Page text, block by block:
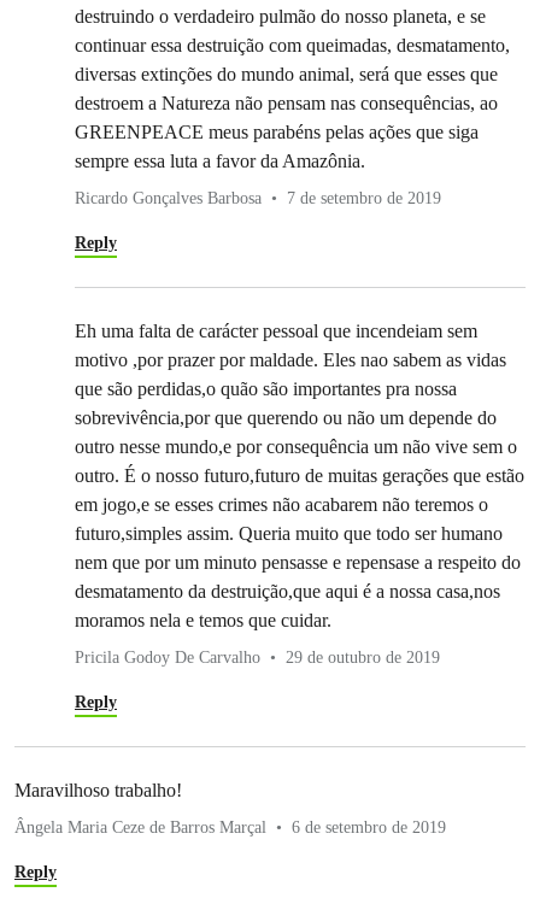
destruindo o verdadeiro pulmão do nosso planeta, e se
continuar essa destruição com queimadas, desmatamento,
diversas extinções do mundo animal, será que esses que
destroem a Natureza não pensam nas consequências, ao
GREENPEACE meus parabéns pelas ações que siga
sempre essa luta a favor da Amazônia.
Ricardo Gonçalves Barbosa 7 de setembro de 2019
Reply
Eh uma falta de carácter pessoal que incendeiam sem
motivo ,por prazer por maldade. Eles nao sabem as vidas
que são perdidas,o quão são importantes pra nossa
sobrevivência,por que querendo ou não um depende do
outro nesse mundo,e por consequência um não vive sem o
outro. É o nosso futuro,futuro de muitas gerações que estão
em jogo,e se esses crimes não acabarem não teremos o
futuro,simples assim. Queria muito que todo ser humano
nem que por um minuto pensasse e repensase a respeito do
desmatamento da destruição,que aqui é a nossa casa,nos
moramos nela e temos que cuidar.
Pricila Godoy De Carvalho 29 de outubro de 2019
Reply
Maravilhoso trabalho!
Ângela Maria Ceze de Barros Marçal 6 de setembro de 2019
Reply